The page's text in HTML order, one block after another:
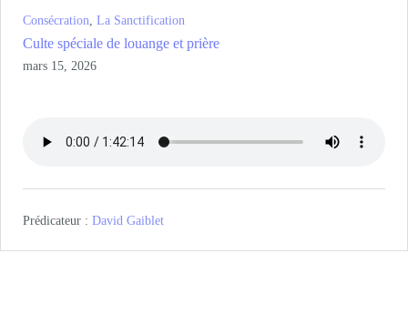
Consécration, La Sanctification
Culte spéciale de louange et prière
mars 15, 2026
Prédicateur : David Gaiblet